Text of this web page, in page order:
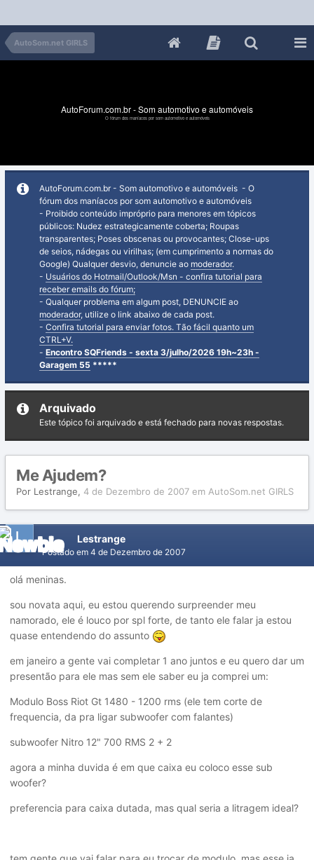
AutoSom.net GIRLS
AutoForum.com.br - Som automotivo e automóveis
O fórum dos maníacos por som automotivo e automóveis
AutoForum.com.br - Som automotivo e automóveis - O
fórum dos maníacos por som automotivo e automóveis
- Proibido conteúdo impróprio para menores em tópicos
públicos: Nudez estrategicamente coberta; Roupas
transparentes; Poses obscenas ou provocantes; Close-ups
de seios, nádegas ou virilhas; (em cumprimento a normas do
Google) Qualquer desvio, denuncie ao moderador.
- Usuários do Hotmail/Outlook/Msn - confira tutorial para
receber emails do fórum;
- Qualquer problema em algum post, DENUNCIE ao
moderador, utilize o link abaixo de cada post.
- Confira tutorial para enviar fotos. Tão fácil quanto um
CTRL+V.
- Encontro SQFriends - sexta 3/julho/2026 19h~23h -
Garagem 55 *****
Arquivado
Este tópico foi arquivado e está fechado para novas respostas.
Me Ajudem?
Por Lestrange, 4 de Dezembro de 2007 em AutoSom.net GIRLS
Lestrange
Postado em 4 de Dezembro de 2007
olá meninas.
sou novata aqui, eu estou querendo surpreender meu
namorado, ele é louco por spl forte, de tanto ele falar ja estou
quase entendendo do assunto
em janeiro a gente vai completar 1 ano juntos e eu quero dar um
presentão para ele mas sem ele saber eu ja comprei um:
Modulo Boss Riot Gt 1480 - 1200 rms (ele tem corte de
frequencia, da pra ligar subwoofer com falantes)
subwoofer Nitro 12" 700 RMS 2 + 2
agora a minha duvida é em que caixa eu coloco esse sub
woofer?
preferencia para caixa dutada, mas qual seria a litragem ideal?